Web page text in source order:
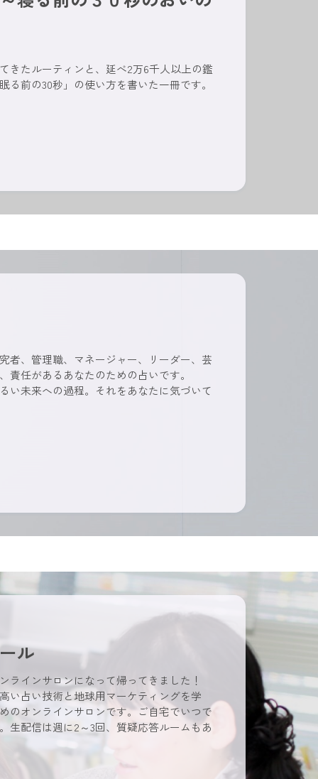
きたルーティンと、延べ2万6千人以上の鑑
る前の30秒」の使い方を書いた一冊です。
者、管理職、マネージャー、リーダー、芸
責任があるあなたのための占いです。
い未来への過程。それをあなたに気づいて
ル
ラインサロンになって帰ってきました！
い占い技術と地球用マーケティングを学
のオンラインサロンです。ご自宅でいつで
生配信は週に2～3回、質疑応答ルームもあ